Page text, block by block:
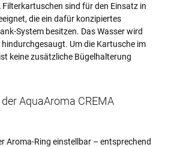
Filterkartuschen sind für den Einsatz in
die ein dafür konzipiertes
System besitzen. Das Wasser wird
Um die Kartusche im
keine zusätzliche Bügelhalterung
AquaAroma CREMA
Aroma-Ring einstellbar – entsprechend